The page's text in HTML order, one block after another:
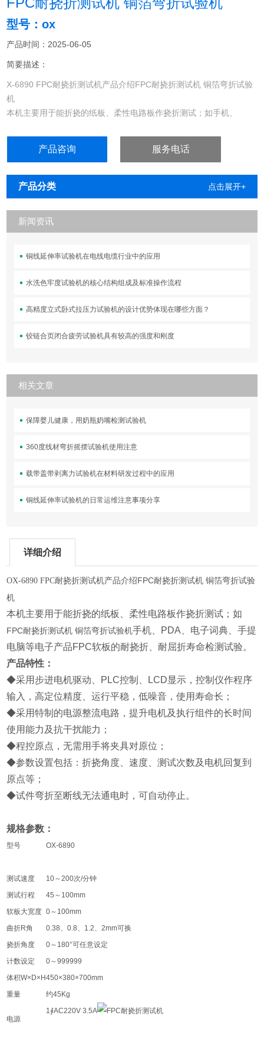
型号：ox
产品时间：2025-06-05
简要描述：
X-6890 FPC耐挠折测试机产品介绍FPC耐挠折测试机 铜箔弯折试验
机
本机主要用于能折挠的纸板、柔性电路板作挠折测试；如手机、
产品咨询 服务电话
产品分类 点击展开+
新闻资讯
铜线延伸率试验机在电线电缆行业中的应用
水洗色牢度试验机的核心结构组成及标准操作流程
高精度立式卧式拉压力试验机的设计优势体现在哪些方面？
铰链合页闭合疲劳试验机具有较高的强度和刚度
相关文章
保障婴儿健康，用奶瓶奶嘴检测试验机
360度线材弯折摇摆试验机使用注意
载带盖带剥离力试验机在材料研发过程中的应用
铜线延伸率试验机的日常运维注意事项分享
详细介绍
OX-6890 FPC耐挠折测试机产品介绍FPC耐挠折测试机 铜箔弯折试验
机
本机主要用于能折挠的纸板、柔性电路板作挠折测试；如
FPC耐挠折测试机 铜箔弯折试验机手机、PDA、电子词典、手提
电脑等电子产品FPC软板的耐挠折、耐屈折寿命检测试验。
产品特性：
◆采用步进电机驱动、PLC控制、LCD显示，控制仪作程序
输入，高定位精度、运行平稳，低噪音，使用寿命长；
◆采用特制的电源整流电路，提升电机及执行组件的长时间
使用能力及抗干扰能力；
◆程控原点，无需用手将夹具对原位；
◆参数设置包括：折挠角度、速度、测试次数及电机回复到
原点等；
◆试件弯折至断线无法通电时，可自动停止。
规格参数：
型号 OX-6890
测试速度
10～200次/分钟
测试行程
45～100mm
软板大宽度 0～100mm
曲折R角
0.38、0.8、1.2、2mm可换
挠折角度
0～180°可任意设定
计数设定
0～999999
体积W×D×H450×380×700mm
重量
约45Kg
电源
1∮AC220V 3.5A